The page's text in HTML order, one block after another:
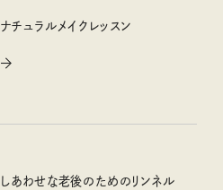
ナチュラルメイクレッスン
しあわせな老後のためのリンネル